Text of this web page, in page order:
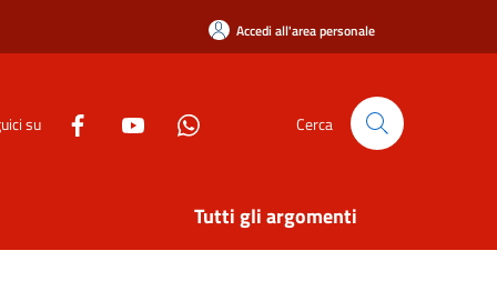
Accedi all'area personale
su Cerca
Tutti gli argomenti